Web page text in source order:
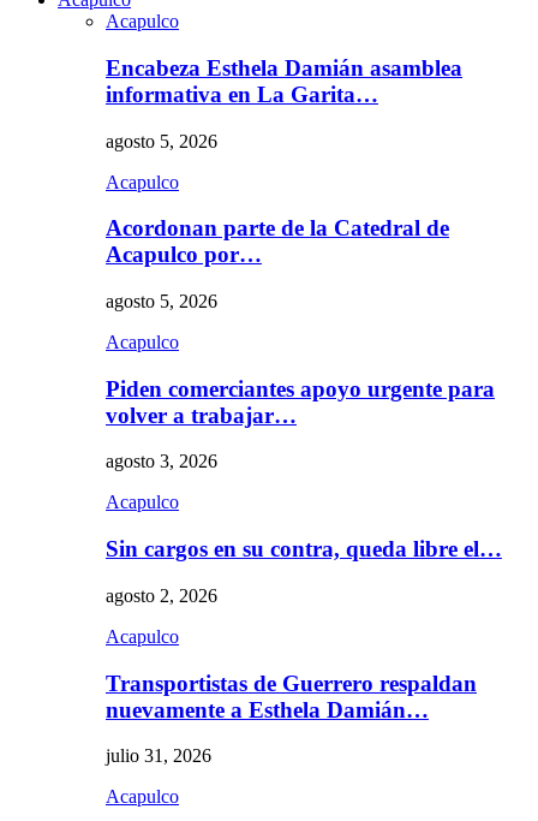
Acapulco
Encabeza Esthela Damián asamblea
informativa en La Garita…
agosto 5, 2026
Acapulco
Acordonan parte de la Catedral de
Acapulco por…
agosto 5, 2026
Acapulco
Piden comerciantes apoyo urgente para
volver a trabajar…
agosto 3, 2026
Acapulco
Sin cargos en su contra, queda libre el…
agosto 2, 2026
Acapulco
Transportistas de Guerrero respaldan
nuevamente a Esthela Damián…
julio 31, 2026
Acapulco